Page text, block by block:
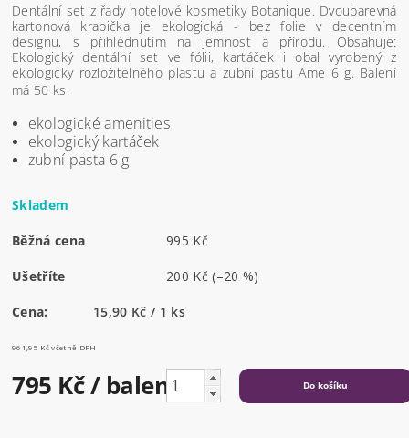
Dentální set z řady hotelové kosmetiky Botanique. Dvoubarevná
kartonová krabička je ekologická - bez folie v decentním
designu, s přihlédnutím na jemnost a přírodu. Obsahuje:
Ekologický dentální set ve fólii, kartáček i obal vyrobený z
ekologicky rozložitelného plastu a zubní pastu Ame 6 g. Balení
má 50 ks.
ekologické amenities
ekologický kartáček
zubní pasta 6 g
Skladem
Běžná cena 995 Kč
Ušetříte 200 Kč(–20 %)
Cena: 15,90 Kč / 1 ks
961,95 Kč včetně DPH
795 Kč/ balení